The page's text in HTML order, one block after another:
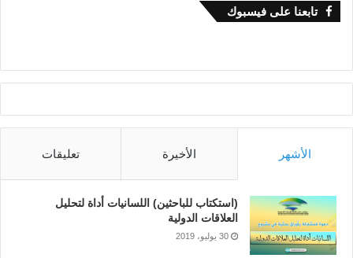
تابعنا على فيسبوك
الأشهر الأخيرة تعليقات
(استكتاب للباحثين) اللسانيات أداة لتحليل
العلاقات الدولية
30 يوليو، 2019